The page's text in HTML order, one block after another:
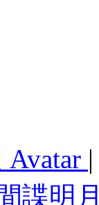
Avatar
諜明